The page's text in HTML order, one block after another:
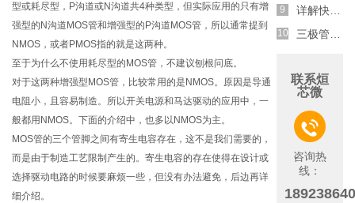
型或耗尽型，P沟道或N沟道共4种类型，但实际应用的只有增
强型的N沟道MOS管和增强型的P沟道MOS管，所以通常提到
NMOS，或者PMOS指的就是这两种。
至于为什么不使用耗尽型的MOS管，不建议刨根问底。
对于这两种增强型MOS管，比较常用的是NMOS。原因是导通
电阻小，且容易制造。所以开关电源和马达驱动的应用中，一
般都用NMOS。下面的介绍中，也多以NMOS为主。
MOS管的三个管脚之间有寄生电容存在，这不是我们需要的，
而是由于制造工艺限制产生的。寄生电容的存在使得在设计或
选择驱动电路的时候要麻烦一些，但没有办法避免，后边再详
细介绍。
详解快恢复二极管,结构,特性和应用介绍
三极管和MOS管组合式开关电路分析
联系烜
芯微

咨询热
线：